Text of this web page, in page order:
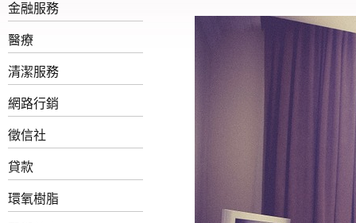
金融服務
醫療
清潔服務
網路行銷
徵信社
貸款
環氧樹脂